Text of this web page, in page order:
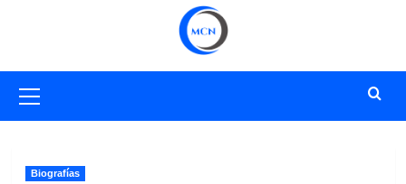
primario
Biografías